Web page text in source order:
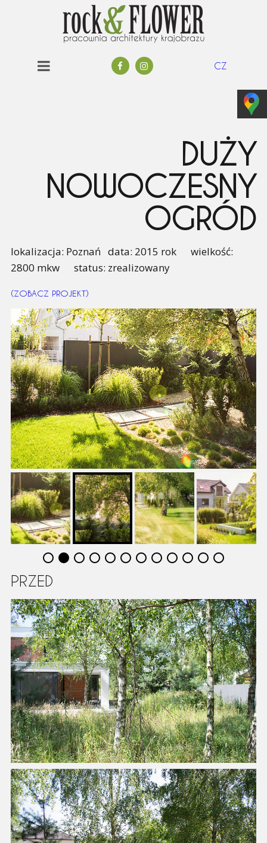
CZ
DUŻY
NOWOCZESNY
OGRÓD
lokalizacja: Poznań data: 2015 rok wielkość:
2800 mkw status: zrealizowany
(ZOBACZ PROJEKT)
PRZED